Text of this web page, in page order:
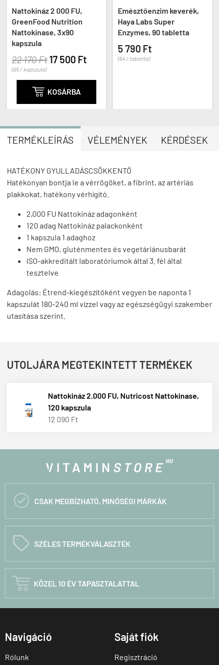
Nattokináz 2 000 FU,
GreenFood Nutrition
Nattokinase, 3x90
kapszula
22 170 Ft 17 500 Ft
(65 / kapszula)
 KOSÁRBA
Emésztőenzim keverék,
Haya Labs Super
Enzymes, 90 tabletta
5 790 Ft
(64 / tabletta)
TERMÉKLEÍRÁS VÉLEMÉNYEK KÉRDÉSEK
HATÉKONY GYULLADÁSCSÖKKENTŐ
Hatékonyan bontja le a vérrögöket, a fibrint, az artériás
plakkokat, hatékony vérhígító.
2,000 FU Nattokináz adagonként
120 adag Nattokináz palackonként
1 kapszula 1 adaghoz
Nem GMO, gluténmentes és vegetáriánusbarát
ISO-akkreditált laboratóriumok által 3. fél által
tesztelve
Adagolás: Étrend-kiegészítőként vegyen be naponta 1
kapszulát 180-240 ml vízzel vagy az egészségügyi szakember
utasítása szerint.
UTOLJÁRA MEGTEKINTETT TERMÉKEK
Nattokináz 2.000 FU, Nutricost Nattokinase,
120 kapszula
12 090 Ft
 CSAK MEGBÍZHATÓ, MINŐSÉGI MÁRKÁK
C SZÉLES TERMÉKVÁLASZTÉK
 KÖZEL 10 ÉV TAPASZTALATTAL
Navigáció
Rólunk
Saját fiók
Regisztráció